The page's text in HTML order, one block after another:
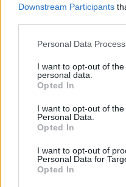
Downstream Participants
Please note that this
not limited to your visit or
grant or deny consent to
use your data for below
consent section.
Personal Data
I want to opt-out of
personal data.
Opted In
I want to opt-out of
Personal Data.
Opted In
I want to opt-out of
Personal Data for
Opted In
A szerző a kötetről: